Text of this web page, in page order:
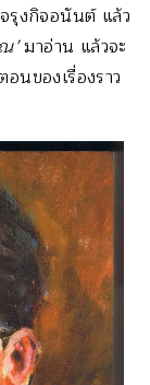
รุงกิจอนันต์ แล้ว
’มาอ่าน แล้วจะ
นของเรื่องราว